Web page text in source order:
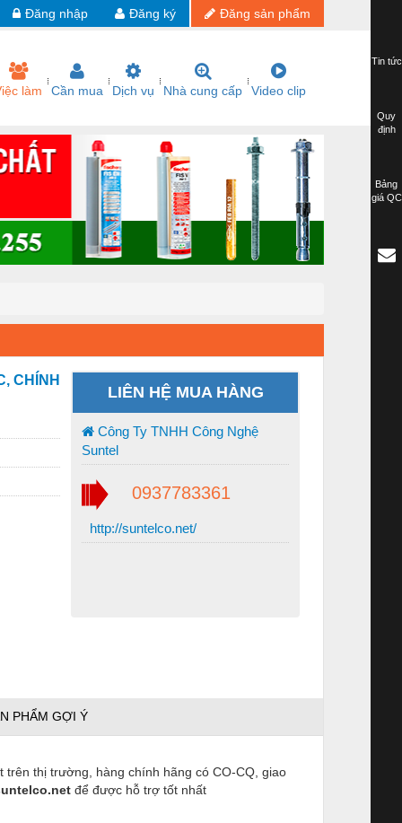
Đăng sản phẩm
Đăng ký
Đăng nhập
làm Cần mua Dịch vụ Nhà cung cấp Video clip
CHÍNH
LIÊN HỆ MUA HÀNG
Công Ty TNHH Công Nghệ
Suntel
0937783361
http://suntelco.net/
PHẨM GỢI Ý
trên thị trường, hàng chính hãng có CO-CQ, giao
để được hỗ trợ tốt nhất
Tin tức
Quy
định
Bảng
giá QC